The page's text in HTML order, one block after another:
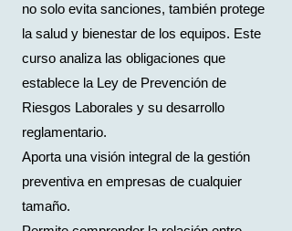
no solo evita sanciones, también protege
la salud y bienestar de los equipos. Este
curso analiza las obligaciones que
establece la Ley de Prevención de
Riesgos Laborales y su desarrollo
reglamentario.
Aporta una visión integral de la gestión
preventiva en empresas de cualquier
tamaño.